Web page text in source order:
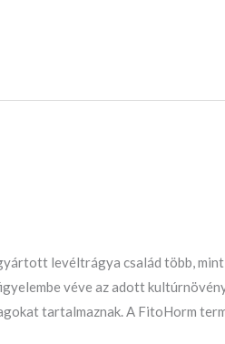
levéltrágya család több,
véve az adott
tartalmaznak. A FitoHorm